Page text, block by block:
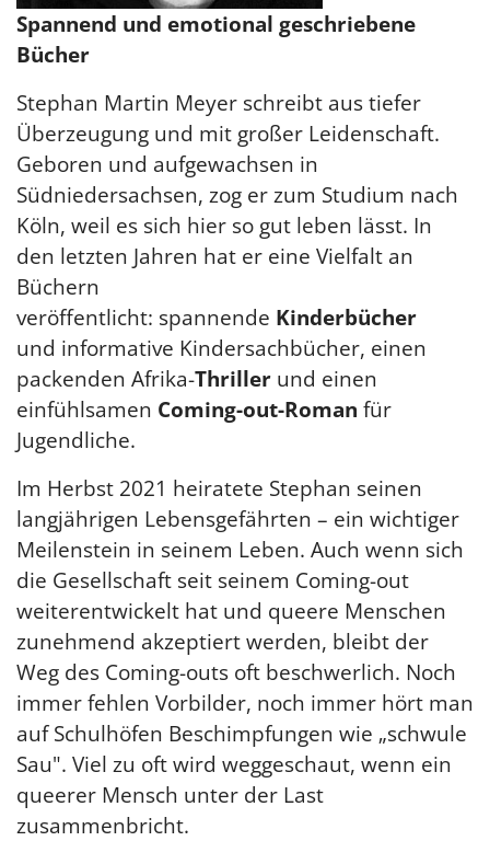
Spannend und emotional geschriebene
Bücher
Stephan Martin Meyer schreibt aus tiefer
Überzeugung und mit großer Leidenschaft.
Geboren und aufgewachsen in
Südniedersachsen, zog er zum Studium nach
Köln, weil es sich hier so gut leben lässt. In
den letzten Jahren hat er eine Vielfalt an
Büchern
veröffentlicht: spannende Kinderbücher
und informative Kindersachbücher, einen
packenden Afrika-Thriller und einen
einfühlsamen Coming-out-Roman für
Jugendliche.
Im Herbst 2021 heiratete Stephan seinen
langjährigen Lebensgefährten – ein wichtiger
Meilenstein in seinem Leben. Auch wenn sich
die Gesellschaft seit seinem Coming-out
weiterentwickelt hat und queere Menschen
zunehmend akzeptiert werden, bleibt der
Weg des Coming-outs oft beschwerlich. Noch
immer fehlen Vorbilder, noch immer hört man
auf Schulhöfen Beschimpfungen wie „schwule
Sau". Viel zu oft wird weggeschaut, wenn ein
queerer Mensch unter der Last
zusammenbricht.